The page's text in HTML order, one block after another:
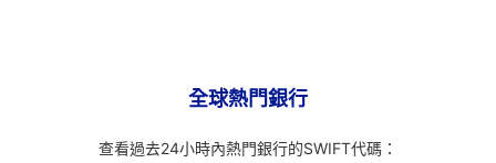
全球熱門銀行
查看過去24小時內熱門銀行的SWIFT代碼：